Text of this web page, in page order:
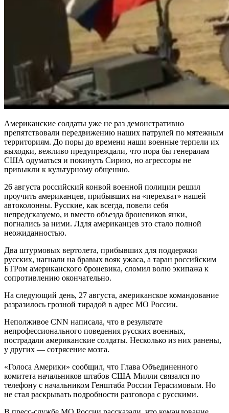
Американские солдаты уже не раз демонстративно
препятствовали передвижению наших патрулей по мятежным
территориям. До поры до времени наши военные терпели их
выходки, вежливо предупреждали, что пора бы генералам
США одуматься и покинуть Сирию, но агрессоры не
привыкли к культурному общению.
26 августа российский конвой военной полиции решил
проучить американцев, прибывших на «перехват» нашей
автоколонны. Русские, как всегда, повели себя
непредсказуемо, и вместо объезда броневиков янки,
погнались за ними. Лдля американцев это стало полной
неожиданностью.
Два штурмовых вертолета, прибывших для поддержки
русских, нагнали на бравых вояк ужаса, а таран российским
БТРом американского броневика, сломил волю экипажа к
сопротивлению окончательно.
На следующий день, 27 августа, американское командование
разразилось грозной тирадой в адрес МО России.
Неполживое CNN написала, что в результате
непрофессионального поведения русских военных,
пострадали американские солдаты. Несколько из них ранены,
у других — сотрясение мозга.
«Голоса Америки» сообщил, что Глава Объединенного
комитета начальников штабов США Милли связался по
телефону с начальником Генштаба России Герасимовым. Но
не стал раскрывать подробности разговора с русскими.